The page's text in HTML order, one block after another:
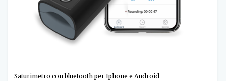
Saturimetro con bluetooth per Iphone e Android